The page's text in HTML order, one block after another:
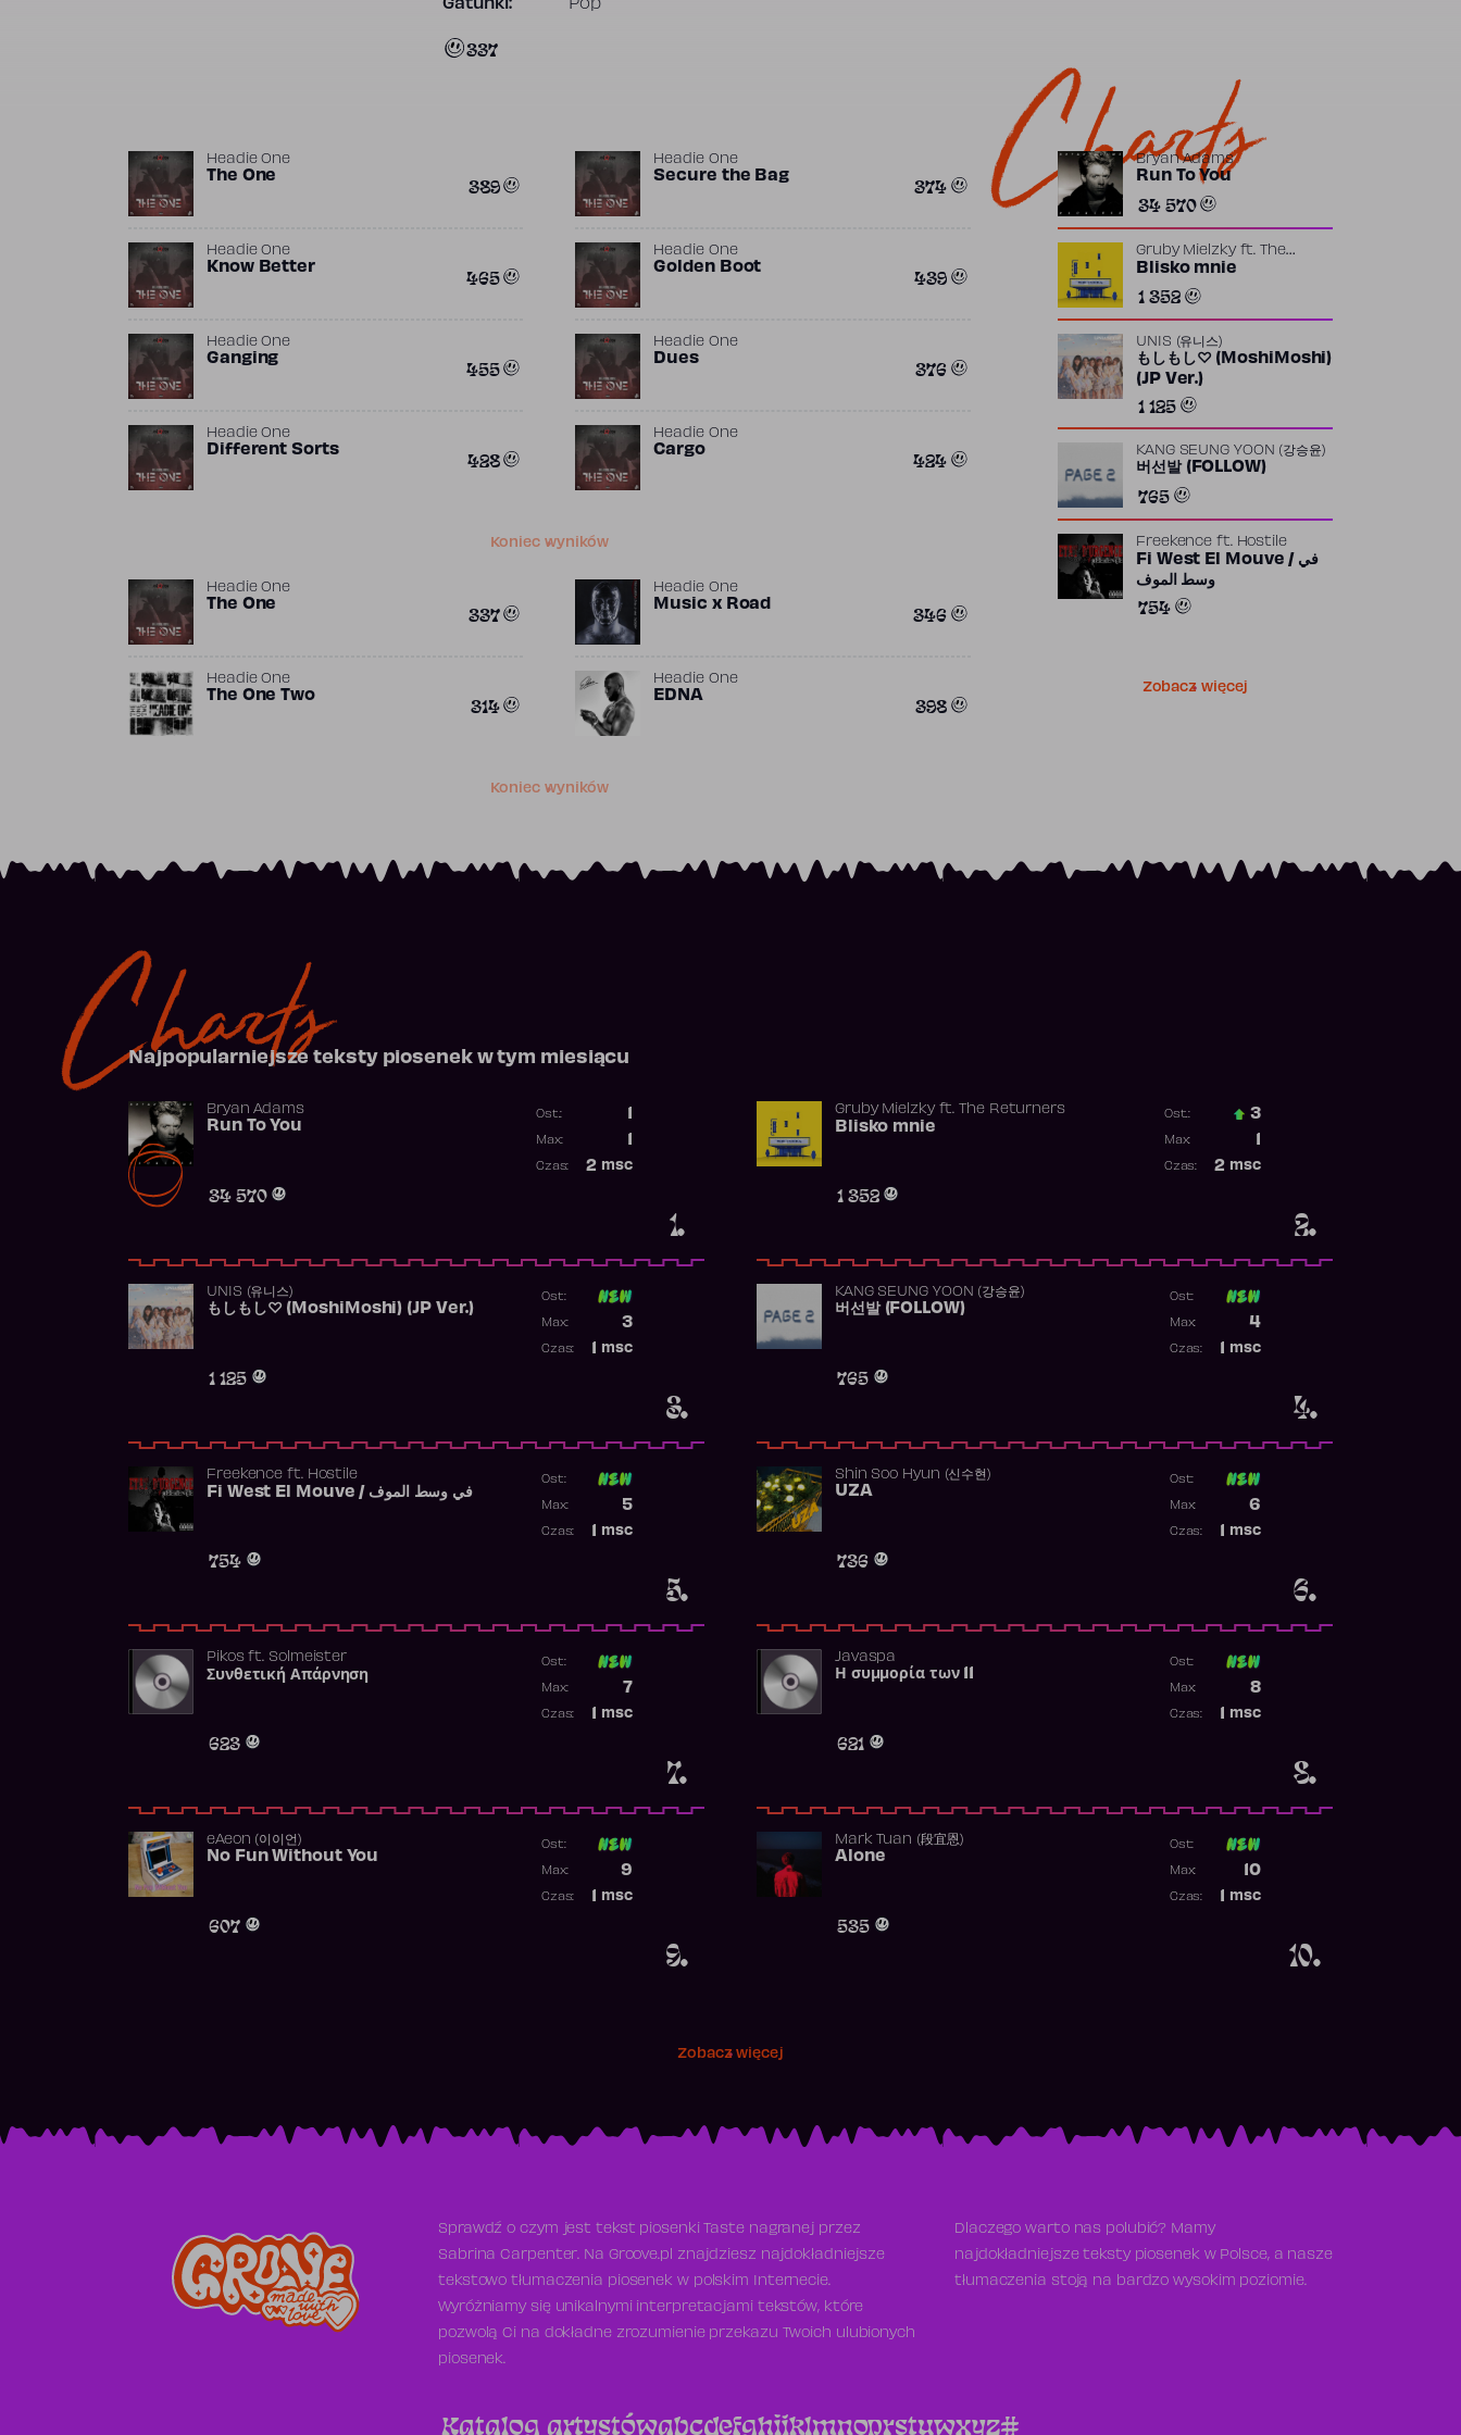
Gatunki: Pop
337
Headie One
The One 389
Headie One
Secure the Bag 374
Headie One
Know Better 465
Headie One
Golden Boot 439
Headie One
Ganging 455
Headie One
Dues 376
Headie One
Different Sorts 428
Headie One
Cargo 424
Koniec wyników
Headie One
The One 337
Headie One
Music x Road 346
Headie One
The One Two 314
Headie One
EDNA 398
Koniec wyników
Charts
Bryan Adams
Run To You
34 570
Gruby Mielzkyft.
The
Returners
Blisko mnie
1 352
UNIS (유니스)
もしもし♡ (MoshiMoshi)
(JP Ver.)
1 125
KANG SEUNG YOON (강승윤)
버선발 (FOLLOW)
765
Freekence ft. Hostile
Fi West El Mouve / في
وسط الموف
754
Zobacz więcej
Charts
Najpopularniejsze teksty piosenek w tym miesiącu
1.
Bryan Adams
Run To You
34 570
Ost.:
Max:
2 msc
Czas:
2.
Gruby Mielzkyft. The Returners
Blisko mnie
1 352
Ost.: 3
Max:
2 msc
Czas:
3.
UNIS (유니스)
もしもし♡ (MoshiMoshi) (JP Ver.)
1 125
Ost:
3
Max:
msc
Czas:
4.
KANG SEUNG YOON (강승윤)
버선발 (FOLLOW)
765
Ost:
4
Max:
msc
Czas:
5.
Freekence ft. Hostile
Fi West El Mouve / في وسط الموف
754
Ost:
5
Max:
msc
Czas:
6.
Shin Soo Hyun (신수현)
UZA
736
Ost:
6
Max:
msc
Czas:
7.
Pikosft. Solmeister
Συνθετική Απάρνηση
623
Ost:
7
Max:
msc
Czas:
8.
Javaspa
Η συμμορία των 11
621
Ost:
8
Max:
msc
Czas:
9.
​eAeon (이이언)
No Fun Without You
607
Ost:
9
Max:
msc
Czas:
10.
Mark Tuan (段宜恩)
Alone
535
Ost:
10
Max:
msc
Czas:
Zobacz więcej
Sprawdź o czym jest tekst piosenki Taste nagranej przez
Sabrina Carpenter. Na Groove.pl znajdziesz najdokładniejsze
tekstowo tłumaczenia piosenek w polskim Internecie.
Wyróżniamy się unikalnymi interpretacjami tekstów, które
pozwolą Ci na dokładne zrozumienie przekazu Twoich ulubionych
piosenek.
Dlaczego warto nas polubić? Mamy
najdokładniejsze teksty piosenek w Polsce, a nasze
tłumaczenia stoją na bardzo wysokim poziomie.
Katalog artystówabcdefghijklmnoprstuwxyz#